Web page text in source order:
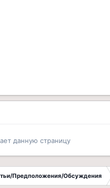
данную страницу
Предположения/Обсуждения